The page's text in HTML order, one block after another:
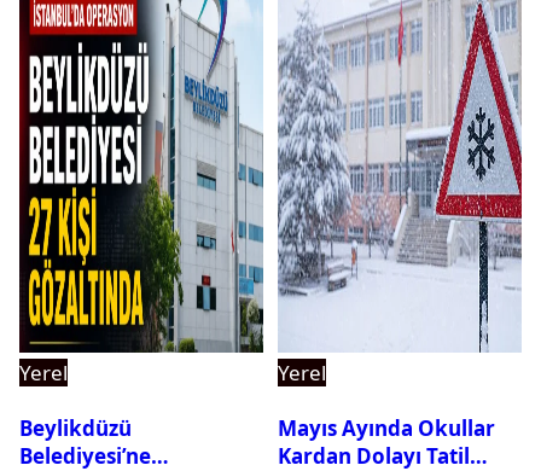
Yerel
Beylikdüzü
Belediyesi’ne
Yerel
Mayıs Ayında Okullar
Kardan Dolayı Tatil